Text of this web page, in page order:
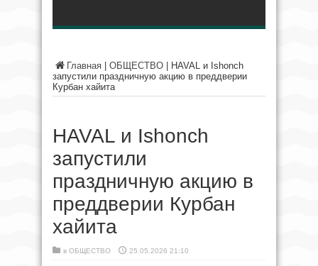
Главная ОБЩЕСТВО
HAVAL и Ishonch
запустили праздничную акцию в преддверии
Курбан хайита
HAVAL и Ishonch
запустили
праздничную акцию в
преддверии Курбан
хайита
в ОБЩЕСТВО 25.05.2026 21:10